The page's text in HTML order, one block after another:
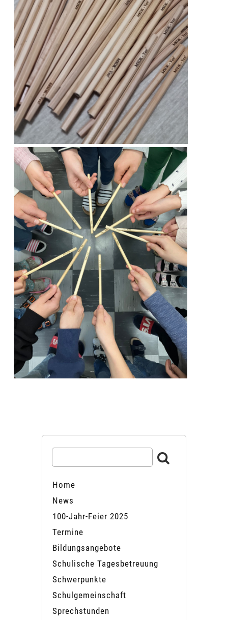
Home
News
100-Jahr-Feier 2025
Termine
Bildungsangebote
Schulische Tagesbetreuung
Schwerpunkte
Schulgemeinschaft
Sprechstunden